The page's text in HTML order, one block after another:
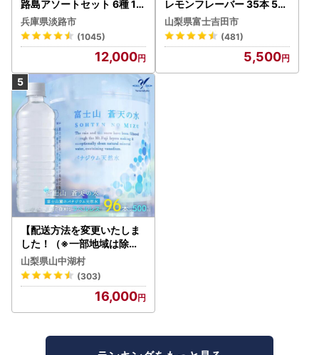
路島アソートセット 6種 12
0袋 飲み比べ コーヒー
兵庫県淡路市
(1045)
12,000
レモンフレーバー 35本 50
0ml 【富士吉田市限定カー
トン】炭酸
山梨県富士吉田市
(481)
5,500
【配送方法を変更いたしま
した！（※一部地域は除く
）】＜ラベルレス＞富士山
蒼天の水 500ml×96本（４
ケース）YC001
山梨県山中湖村
(303)
16,000